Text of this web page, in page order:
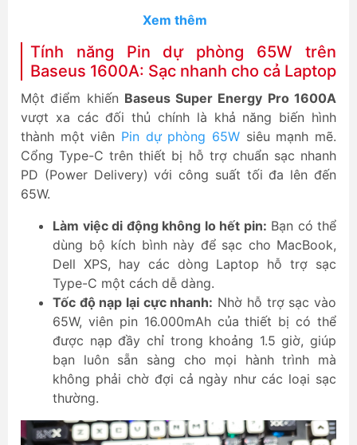
Xem thêm
Tính năng Pin dự phòng 65W trên
Baseus 1600A: Sạc nhanh cho cả Laptop
Một điểm khiến Baseus Super Energy Pro 1600A
vượt xa các đối thủ chính là khả năng biến hình
thành một viên Pin dự phòng 65W siêu mạnh mẽ.
Cổng Type-C trên thiết bị hỗ trợ chuẩn sạc nhanh
PD (Power Delivery) với công suất tối đa lên đến
65W.
Làm việc di động không lo hết pin: Bạn có thể
dùng bộ kích bình này để sạc cho MacBook,
Dell XPS, hay các dòng Laptop hỗ trợ sạc
Type-C một cách dễ dàng.
Tốc độ nạp lại cực nhanh: Nhờ hỗ trợ sạc vào
65W, viên pin 16.000mAh của thiết bị có thể
được nạp đầy chỉ trong khoảng 1.5 giờ, giúp
bạn luôn sẵn sàng cho mọi hành trình mà
không phải chờ đợi cả ngày như các loại sạc
thường.